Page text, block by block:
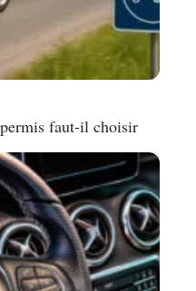
faut-il choisir